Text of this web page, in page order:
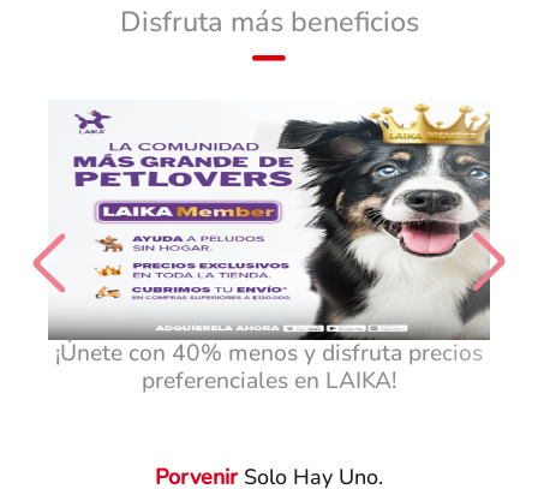
Disfruta más beneficios
¡Únete con 40% menos y disfruta precios
preferenciales en LAIKA!
PorvenirSolo Hay Uno.